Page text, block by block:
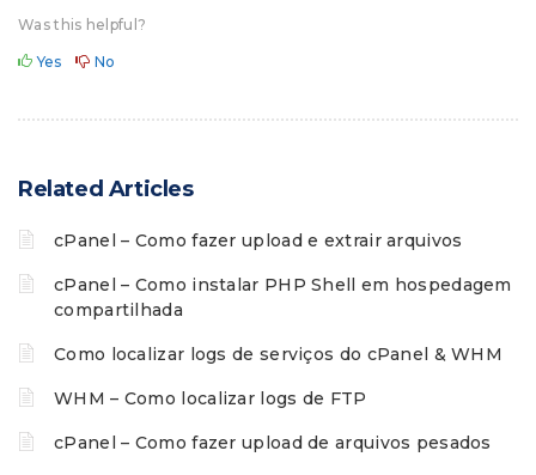
Was this helpful?
Yes No
Related Articles
cPanel – Como fazer upload e extrair arquivos
cPanel – Como instalar PHP Shell em hospedagem
compartilhada
Como localizar logs de serviços do cPanel & WHM
WHM – Como localizar logs de FTP
cPanel – Como fazer upload de arquivos pesados